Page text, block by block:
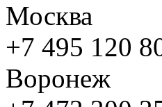
Москва
+7 495 120
Воронеж